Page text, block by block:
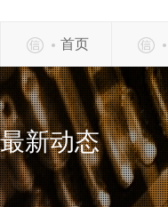
首页
最新动态